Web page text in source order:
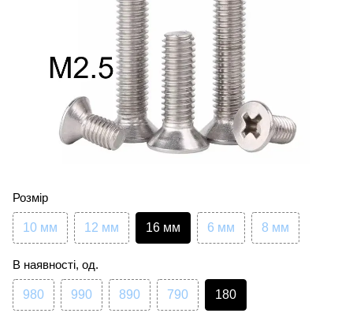
Розмір
10 мм 12 мм 16 мм 6 мм 8 мм
В наявності, од.
980 990 890 790 180